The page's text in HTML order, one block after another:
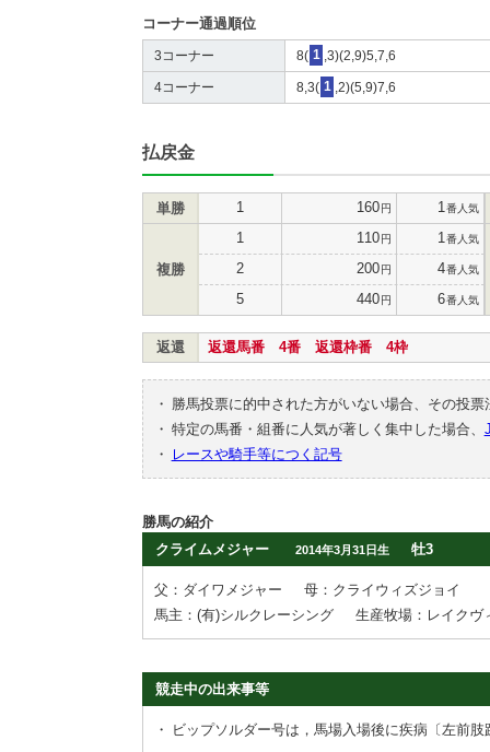
コーナー通過順位
3コーナー 8( 1 ,3)(2,9)5,7,6
4コーナー 8,3( 1 ,2)(5,9)7,6
払戻金
単勝 1 160円 1 番人気
複勝
1 110円 1 番人気
2 200円 4番人気
5 440円 6番人気
返還 返還馬番 4番 返還枠番 4枠
・
勝馬投票に的中された方がいない場合、その投
・ 特定の馬番・組番に人気が著しく集中した場合、
・
レースや騎手等につく記号
勝馬の紹介
クライムメジャー
2014年3月31日生 牡3
父：ダイワメジャー
母：クライウィズジョイ
馬主：(有)シルクレーシング
生産牧場：レイクヴ
競走中の出来事等
・ ビップソルダー号は，馬場入場後に疾病〔左前